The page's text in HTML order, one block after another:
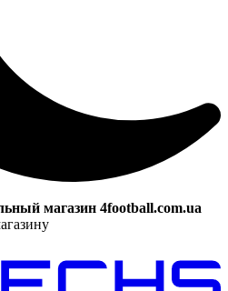
магазин 4football.com.ua